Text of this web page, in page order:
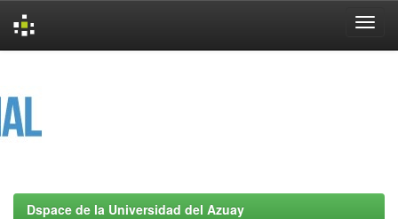
Dspace de la Universidad del Azuay